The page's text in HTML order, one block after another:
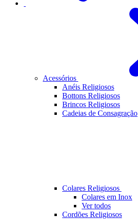
Acessórios
Anéis Religiosos
Bottons Religiosos
Brincos Religiosos
Cadeias de Consagração
Colares Religiosos
Colares em Inox
Ver todos
Cordões Religiosos